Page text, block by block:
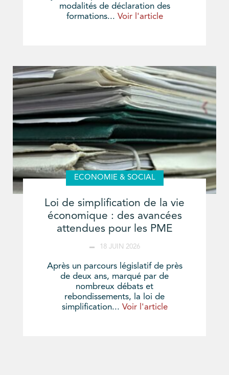
modalités de déclaration des
formations... Voir l'article
ECONOMIE & SOCIAL
Loi de simplification de la vie
économique : des avancées
attendues pour les PME
18 JUIN 2026
Après un parcours législatif de près
de deux ans, marqué par de
nombreux débats et
rebondissements, la loi de
simplification... Voir l'article